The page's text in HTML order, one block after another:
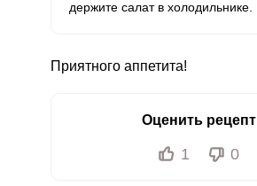
держите салат в холодильнике.
Приятного аппетита!
Оценить рецепт
1 0